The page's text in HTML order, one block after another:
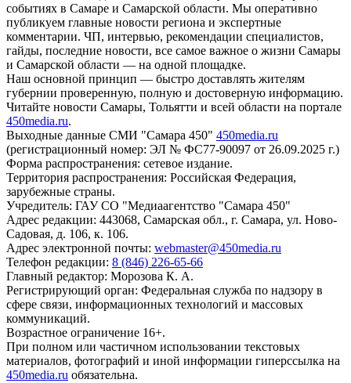
событиях в Самаре и Самарской области. Мы оперативно
публикуем главные новости региона и экспертные
комментарии. ЧП, интервью, рекомендации специалистов,
гайды, последние новости, все самое важное о жизни Самары
и Самарской области — на одной площадке.
Наш основной принцип — быстро доставлять жителям
губернии проверенную, полную и достоверную информацию.
Читайте новости Самары, Тольятти и всей области на портале
450media.ru.
Выходные данные СМИ "Самара 450" 450media.ru
(регистрационный номер: ЭЛ № ФС77-90097 от 26.09.2025 г.)
Форма распространения: сетевое издание.
Территория распространения: Российская Федерация,
зарубежные страны.
Учредитель: ГАУ СО "Медиаагентство "Самара 450"
Адрес редакции: 443068, Самарская обл., г. Самара, ул. Ново-
Садовая, д. 106, к. 106.
Адрес электронной почты: webmaster@450media.ru
Телефон редакции: 8 (846) 226-65-66
Главный редактор: Морозова К. А.
Регистрирующий орган: Федеральная служба по надзору в
сфере связи, информационных технологий и массовых
коммуникаций.
Возрастное ограничение 16+.
При полном или частичном использовании текстовых
материалов, фотографий и иной информации гиперссылка на
450media.ru обязательна.